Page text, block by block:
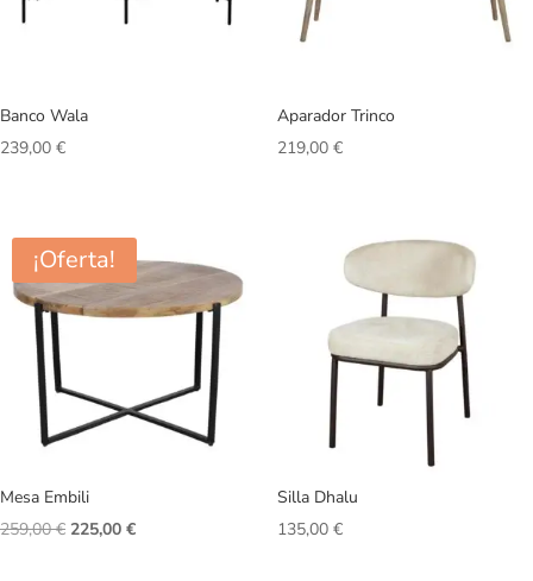
Banco Wala
239,00 €
Aparador Trinco
219,00 €
¡Oferta!
Mesa Embili
259,00€ El
225,00 €El
Silla Dhalu
135,00 €